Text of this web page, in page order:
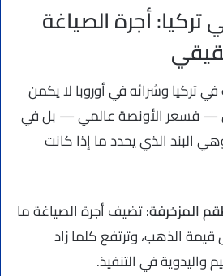
أجرة الصياغة
تركيا وشرائه في أوروبا لا يكمن
— فسعر الأونصة عالمي — بل في
البند الذي يحدد ما إذا كانت
المزخرفة:تضيف أجرة الصياغة ما
الذهب، وترتفع كلما زاد
واليدوية في التنفيذ.